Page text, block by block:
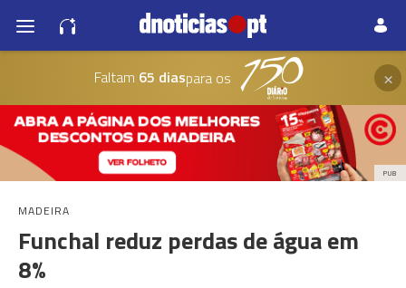
Faltam 65 diaspara os ×
PUB
MADEIRA
Funchal reduz perdas de água em
8%